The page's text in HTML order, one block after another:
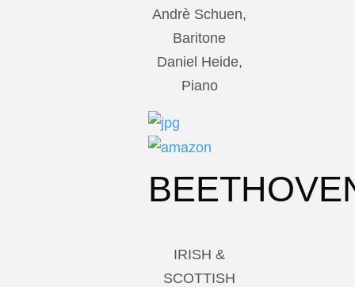
Andrè Schuen,
Baritone
Daniel Heide,
Piano
IRISH &
SCOTTISH